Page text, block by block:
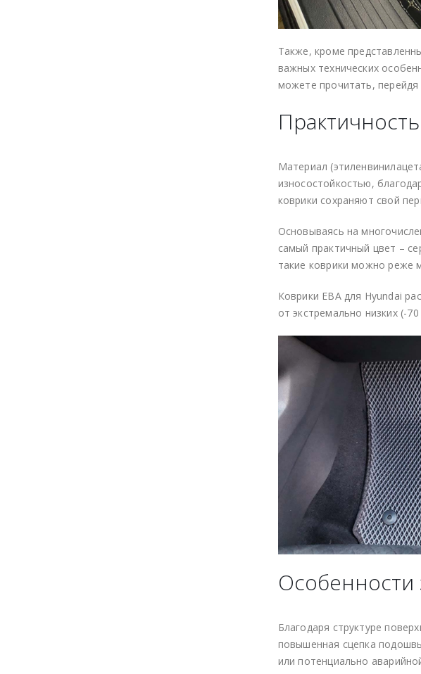
Также, кроме
важных технических
можете прочитать,
Материал
износостойкостью,
коврики сохраняют свой
Основываясь на
самый практичный цвет –
такие коврики можно реже
Коврики ЕВА для Hyundai
от экстремально низких (-
Особенности
Благодаря структуре
повышенная сцепка
или потенциально